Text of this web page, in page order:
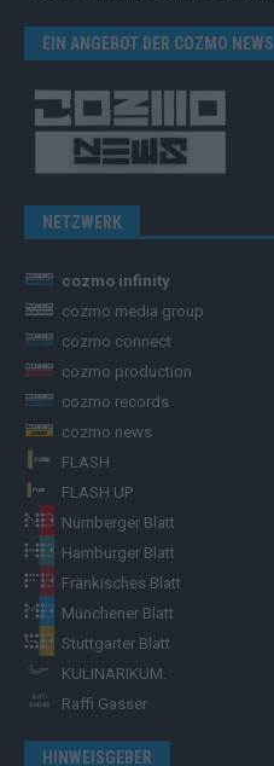
EIN ANGEBOT DER COZMO NEWS
NETZWERK
cozmo infinity
cozmo media group
cozmo connect
cozmo production
cozmo records
cozmo news
FLASH
FLASH UP
Nürnberger Blatt
Hamburger Blatt
Fränkisches Blatt
Münchener Blatt
Stuttgarter Blatt
KULINARIKUM.
Raffi Gasser
HINWEISGEBER